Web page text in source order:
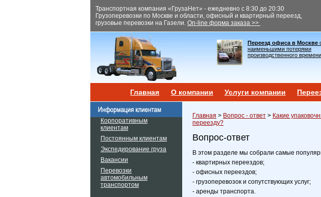
Транспортная компания «ГрузаНет» - ежедневно с 8:30 до 20:30
Грузоперевозки по Москве и области, офисный и квартирный переезд,
грузовые перевозки на Газели. On-line форма заказа >>
Переезд офиса в Москве
наименьшими потерями
производственного времени
Главная О компании Услуги компании
Корпоративным
клиентам
Постоянным клиентам
Экспедирование груза
Вакансии
Перевозки
автомобильным
транспортом
Главная > Вопрос - ответ > Какие
переезду?
Вопрос-ответ
В этом разделе мы собрали самые
- квартирных переездов;
- офисных переездов;
- грузоперевозок и сопутствующих услуг;
- аренды транспорта.